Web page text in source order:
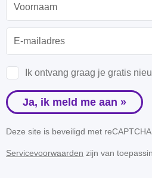
Ik ontvang graag je gratis
Ja, ik meld me aan »
Deze site is beveiligd met
Servicevoorwaarden zijn van